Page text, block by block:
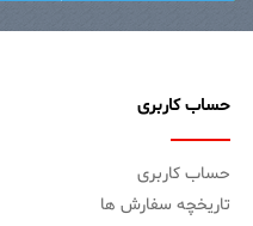
حساب کاربری
حساب کاربری
تاریخچه سفارش ها